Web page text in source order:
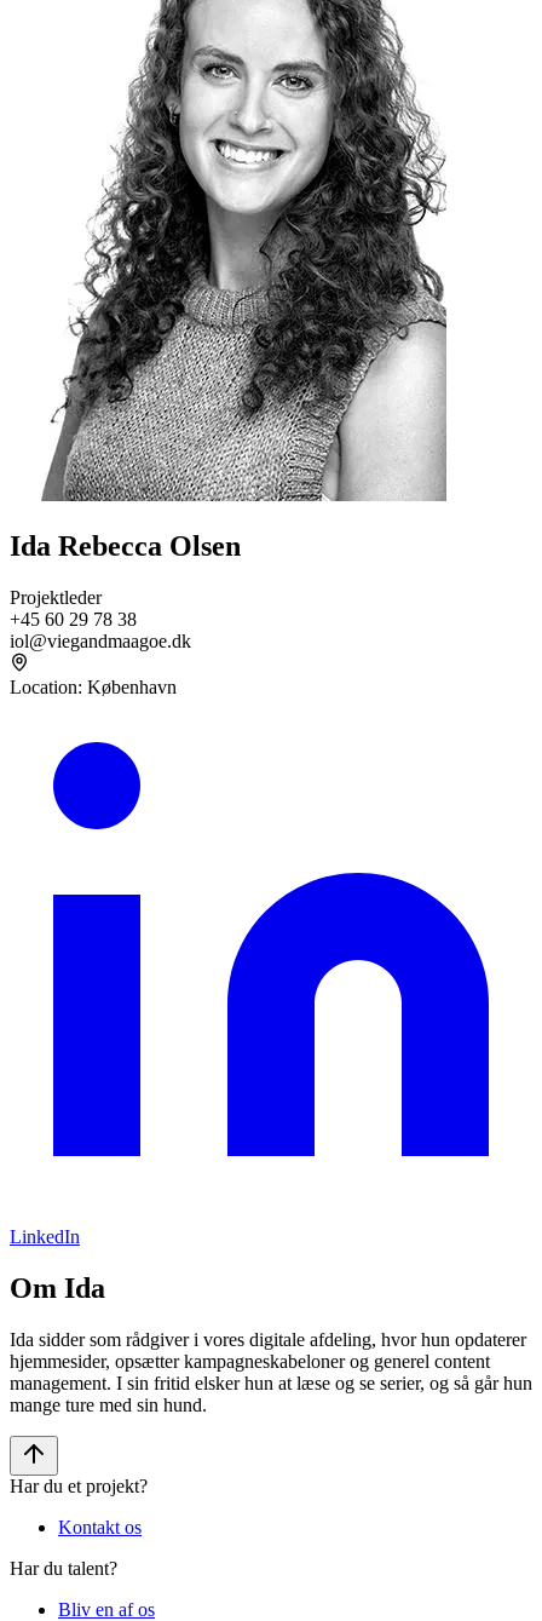
Ida Rebecca Olsen
Projektleder
+45 60 29 78 38
iol@viegandmaagoe.dk
Location: København
LinkedIn
Om Ida
Ida sidder som rådgiver i vores digitale afdeling, hvor hun opdaterer
hjemmesider, opsætter kampagneskabeloner og generel content
management. I sin fritid elsker hun at læse og se serier, og så går hun
mange ture med sin hund.
Har du et projekt?
Kontakt os
Har du talent?
Bliv en af os